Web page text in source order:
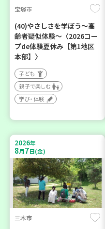
宝塚市
(40)やさしさを学ぼう～高
齢者疑似体験～〈2026コー
プde体験夏休み【第1地区
本部】〉
子ども
親子で楽しむ
学び・体験
2026年
8月7日(金)
三木市